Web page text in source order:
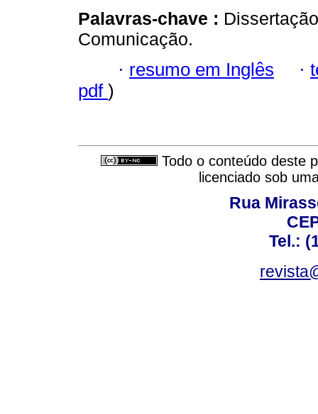
Palavras-chave :
Comunicação.
· resumo em Inglês ·
pdf )
Todo o conteúdo deste
licenciado sob
Rua
Tel.: